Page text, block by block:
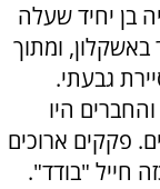
בן יחיד שעלה
התגורר באשקלון, ומתוך
גבעתי.
היו
פקקים ארוכים
חייל "בודד".